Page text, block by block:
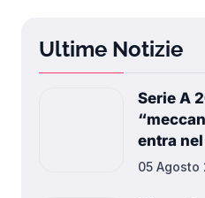
Ultime Notizie
Serie A
entra
05 Agosto